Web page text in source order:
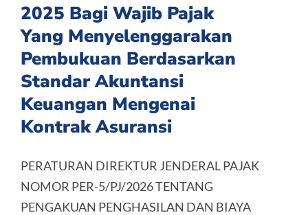
2025 Bagi Wajib Pajak
Yang Menyelenggarakan
Pembukuan Berdasarkan
Standar Akuntansi
Keuangan Mengenai
Kontrak Asuransi
PERATURAN DIREKTUR JENDERAL PAJAK
NOMOR PER-5/PJ/2026 TENTANG
PENGAKUAN PENGHASILAN DAN BIAYA